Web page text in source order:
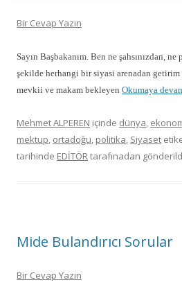
Bir Cevap Yazın
Sayın Başbakanım. Ben ne şahsınızdan,
şekilde herhangi bir siyasi arenadan getirim
mevkii ve makam bekleyen Okumaya
Mehmet ALPEREN içinde dünya,
mektup, ortadoğu, politika, Siyaset
tarihinde EDİTÖRtarafınadan
Mide Bulandırıcı Sorular
Bir Cevap Yazın